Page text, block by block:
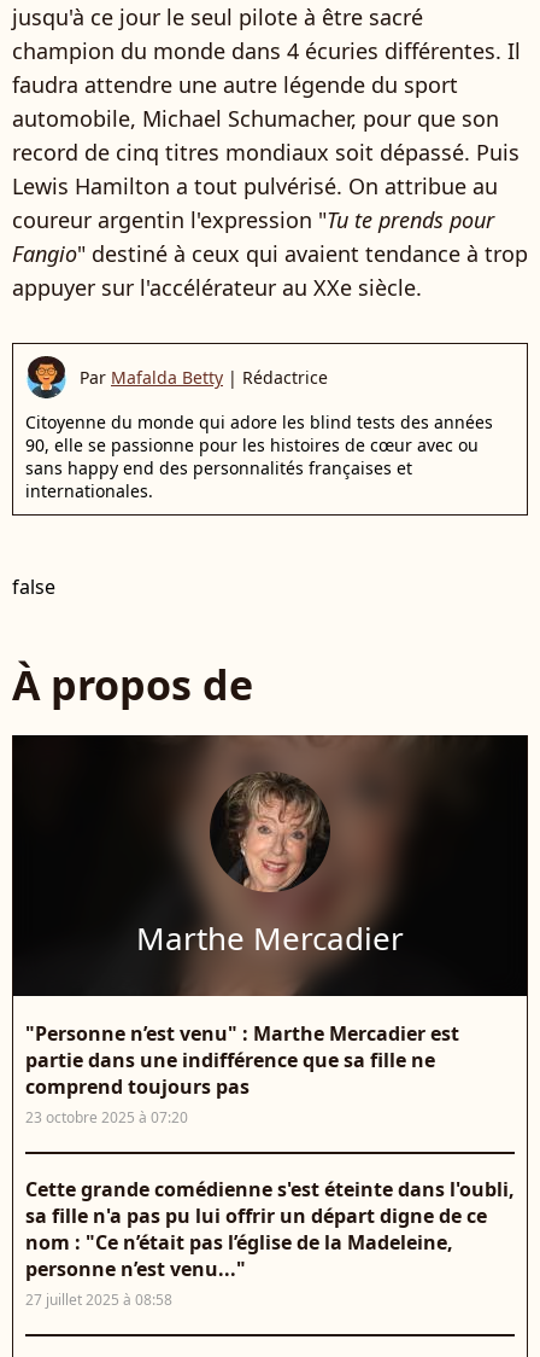
jusqu'à ce jour le seul pilote à être sacré
champion du monde dans 4 écuries différentes. Il
faudra attendre une autre légende du sport
automobile, Michael Schumacher, pour que son
record de cinq titres mondiaux soit dépassé. Puis
Lewis Hamilton a tout pulvérisé. On attribue au
coureur argentin l'expression "Tu te prends pour
Fangio" destiné à ceux qui avaient tendance à trop
appuyer sur l'accélérateur au XXe siècle.
Par Mafalda Betty | Rédactrice
Citoyenne du monde qui adore les blind tests des années
90, elle se passionne pour les histoires de cœur avec ou
sans happy end des personnalités françaises et
internationales.
false
À propos de
Marthe Mercadier
"Personne n’est venu" : Marthe Mercadier est
partie dans une indifférence que sa fille ne
comprend toujours pas
23 octobre 2025 à 07:20
Cette grande comédienne s'est éteinte dans l'oubli,
sa fille n'a pas pu lui offrir un départ digne de ce
nom : "Ce n’était pas l’église de la Madeleine,
personne n’est venu..."
27 juillet 2025 à 08:58